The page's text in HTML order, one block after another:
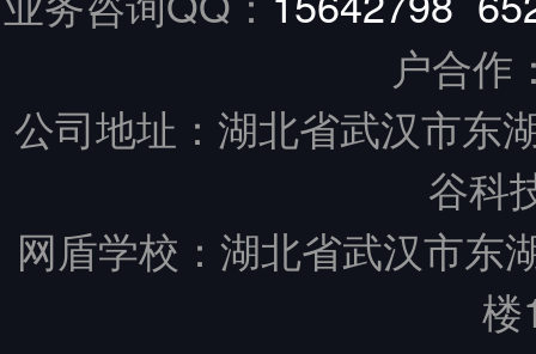
户合作
公司地址：湖北省武汉市东
谷科
网盾学校：湖北省武汉市东
楼